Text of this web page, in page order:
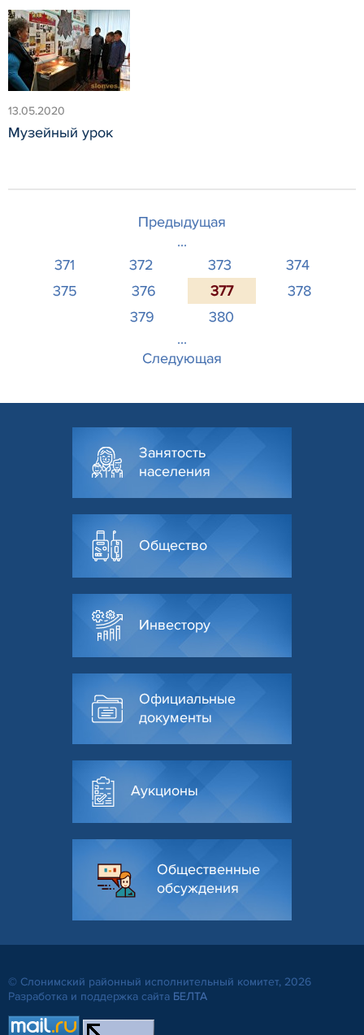
13.05.2020
Музейный урок
Предыдущая
...
371
372 373
374
375
376 377
378
379
380
...
Следующая
Занятость
населения
Общество
Инвестору
Официальные
документы
Аукционы
Общественные
обсуждения
© Слонимский районный исполнительный комитет, 2026
Разработка и поддержка сайта БЕЛТА